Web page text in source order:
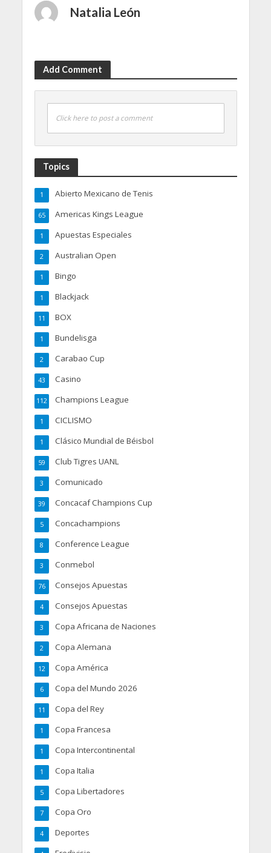
Natalia León
Add Comment
Click here to post a comment
Topics
Abierto Mexicano de Tenis
1
Americas Kings League
65
Apuestas Especiales
1
Australian Open
2
Bingo
1
Blackjack
1
BOX
11
Bundelisga
1
Carabao Cup
2
Casino
43
Champions League
112
CICLISMO
1
Clásico Mundial de Béisbol
1
Club Tigres UANL
59
Comunicado
3
Concacaf Champions Cup
39
Concachampions
5
Conference League
8
Conmebol
3
Consejos Apuestas
76
Consejos Apuestas
4
Copa Africana de Naciones
3
Copa Alemana
2
Copa América
12
Copa del Mundo 2026
6
Copa del Rey
11
Copa Francesa
1
Copa Intercontinental
1
Copa Italia
1
Copa Libertadores
5
Copa Oro
7
Deportes
4